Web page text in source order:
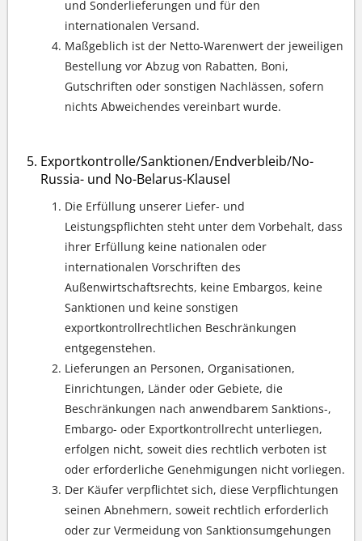
und Sonderlieferungen und für den
internationalen Versand.
Maßgeblich ist der Netto-Warenwert der jeweiligen
Bestellung vor Abzug von Rabatten, Boni,
Gutschriften oder sonstigen Nachlässen, sofern
nichts Abweichendes vereinbart wurde.
Exportkontrolle/Sanktionen/Endverbleib/No-
Russia- und No-Belarus-Klausel
Die Erfüllung unserer Liefer- und
Leistungspflichten steht unter dem Vorbehalt, dass
ihrer Erfüllung keine nationalen oder
internationalen Vorschriften des
Außenwirtschaftsrechts, keine Embargos, keine
Sanktionen und keine sonstigen
exportkontrollrechtlichen Beschränkungen
entgegenstehen.
Lieferungen an Personen, Organisationen,
Einrichtungen, Länder oder Gebiete, die
Beschränkungen nach anwendbarem Sanktions-,
Embargo- oder Exportkontrollrecht unterliegen,
erfolgen nicht, soweit dies rechtlich verboten ist
oder erforderliche Genehmigungen nicht vorliegen.
Der Käufer verpflichtet sich, diese Verpflichtungen
seinen Abnehmern, soweit rechtlich erforderlich
oder zur Vermeidung von Sanktionsumgehungen